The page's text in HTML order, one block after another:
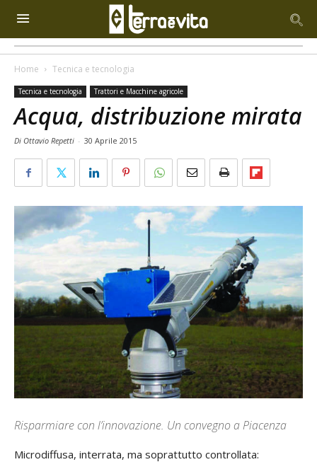
Home Tecnica e tecnologia
Tecnica e tecnologia Trattori e Macchine agricole
Acqua, distribuzione mirata
Di Ottavio Repetti - 30 Aprile 2015
Risparmiare con l’innovazione. Un convegno a Piacenza
Microdiffusa, interrata, ma soprattutto controllata: